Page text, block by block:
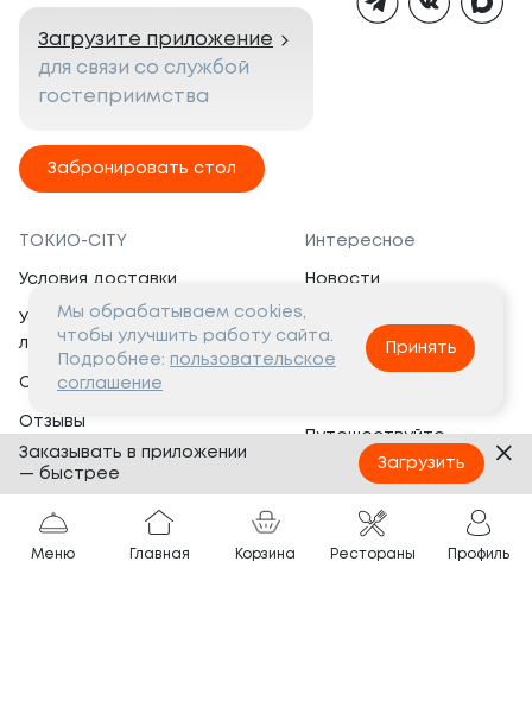
Загрузите приложение
для связи со службой
гостеприимства
Забронировать стол
ТОКИО-CITY
Условия доставки
Условия программы
лояльности
Сертификаты
Отзывы
Банкеты
Вопросы и ответы
Интересное
Новости
Вакансии
Социальная жизнь
Путешествуйте
с ТОКИО-CITY
Партнёрам
Франшиза
Меню Главная Корзина Рестораны Профиль
Мы обрабатываем cookies,
чтобы улучшить работу сайта.
Подробнее: пользовательское
соглашение
Принять
Заказывать в приложении
— быстрее
Загрузить